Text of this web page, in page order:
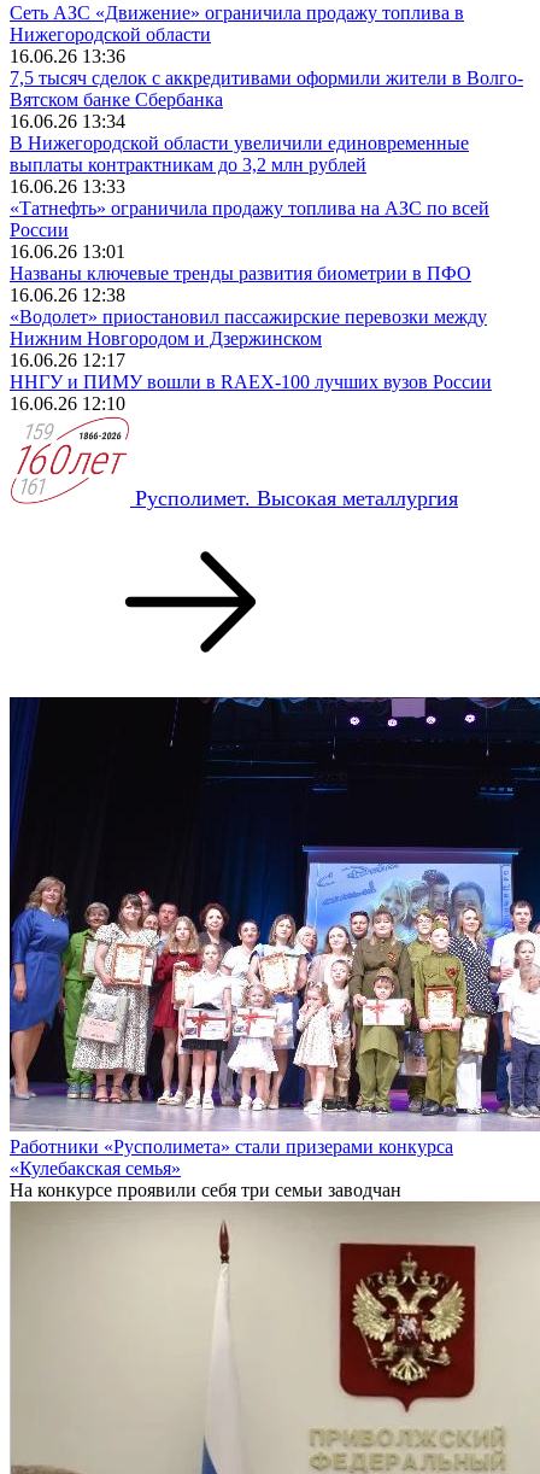
Сеть АЗС «Движение» ограничила продажу топлива в
Нижегородской области
16.06.26 13:36
7,5 тысяч сделок с аккредитивами оформили жители в Волго-
Вятском банке Сбербанка
16.06.26 13:34
В Нижегородской области увеличили единовременные
выплаты контрактникам до 3,2 млн рублей
16.06.26 13:33
«Татнефть» ограничила продажу топлива на АЗС по всей
России
16.06.26 13:01
Названы ключевые тренды развития биометрии в ПФО
16.06.26 12:38
«Водолет» приостановил пассажирские перевозки между
Нижним Новгородом и Дзержинском
16.06.26 12:17
ННГУ и ПИМУ вошли в RAEX-100 лучших вузов России
16.06.26 12:10
Русполимет. Высокая металлургия
Работники «Русполимета» стали призерами конкурса
«Кулебакская семья»
На конкурсе проявили себя три семьи заводчан